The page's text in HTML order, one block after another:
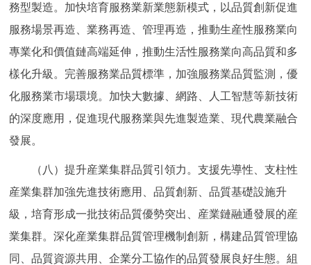
務型製造。加快培育服務業新業態新模式，以品質創新促進
服務場景再造、業務再造、管理再造，推動生産性服務業向
專業化和價值鏈高端延伸，推動生活性服務業向高品質和多
樣化升級。完善服務業品質標準，加強服務業品質監測，優
化服務業市場環境。加快大數據、網路、人工智慧等新技術
的深度應用，促進現代服務業與先進製造業、現代農業融合
發展。
（八）提升産業集群品質引領力。支援先導性、支柱性
産業集群加強先進技術應用、品質創新、品質基礎設施升
級，培育形成一批技術品質優勢突出、産業鏈融通發展的産
業集群。深化産業集群品質管理機制創新，構建品質管理協
同、品質資源共用、企業分工協作的品質發展良好生態。組